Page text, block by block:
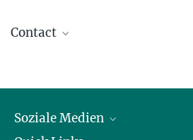
Südwest Presse
Reutlinger General Anzeiger
Contact
Soziale Medien